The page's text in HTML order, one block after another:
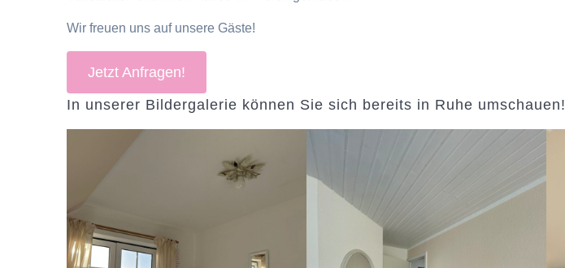
Wir freuen uns auf unsere Gäste!
Jetzt Anfragen!
In unserer Bildergalerie können Sie sich bereits in Ruhe umschauen!